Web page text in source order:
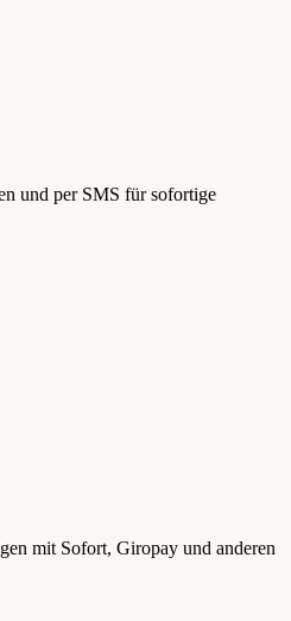
und per SMS für sofortige
mit Sofort, Giropay und anderen